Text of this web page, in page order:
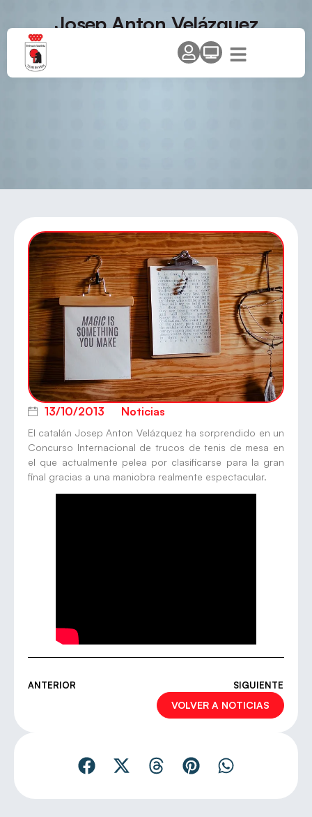
Josep Anton Velázquez
deslumbra con sus trucos al
universo del tenis de mesa
13/10/2013 Noticias
El catalán Josep Anton Velázquez ha sorprendido en un
Concurso Internacional de trucos de tenis de mesa en
el que actualmente pelea por clasificarse para la gran
final gracias a una maniobra realmente espectacular.
ANTERIOR SIGUIENTE
VOLVER A NOTICIAS